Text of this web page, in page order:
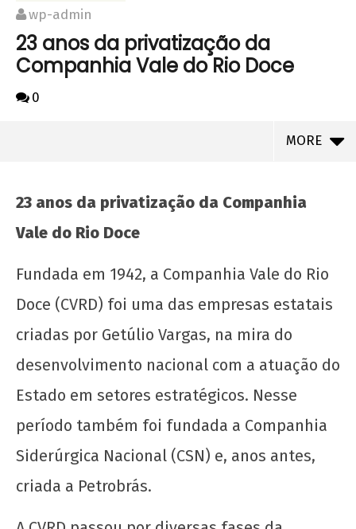
wp-admin
23 anos da privatização da
Companhia Vale do Rio Doce
0
MORE
23 anos da privatização da Companhia Vale
do Rio Doce
6 de
maio
de
23 anos da privatização da Companhia
Vale do Rio Doce
Fundada em 1942, a Companhia Vale do Rio
Doce (CVRD) foi uma das empresas estatais
criadas por Getúlio Vargas, na mira do
desenvolvimento nacional com a atuação do
Estado em setores estratégicos. Nesse
período também foi fundada a Companhia
Siderúrgica Nacional (CSN) e, anos antes,
criada a Petrobrás.